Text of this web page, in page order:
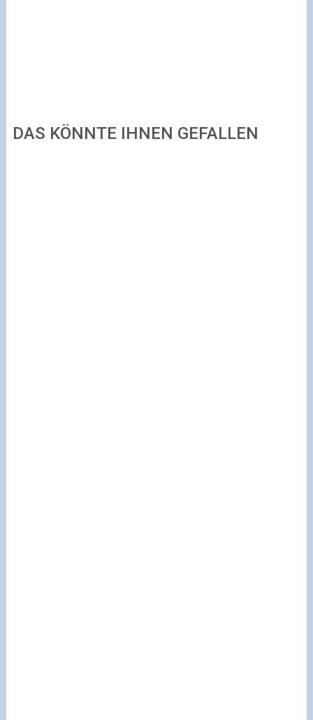
DAS KÖNNTE IHNEN GEFALLEN